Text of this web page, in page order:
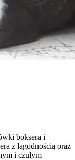
boksera i
z łagodnością oraz
i czułym